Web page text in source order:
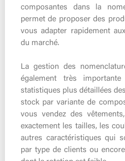
composantes dans la
permet de proposer des
vous adapter rapidement
du marché.
La gestion des
également très
statistiques plus détaillées
stock par variante de
vous vendez des
exactement les tailles, les
autres caractéristiques qui
par type de clients ou